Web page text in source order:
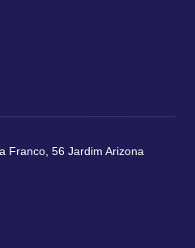
Franco, 56 Jardim Arizona